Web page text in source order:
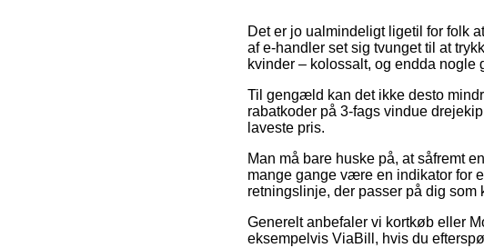
Det er jo ualmindeligt ligetil for folk
af e-handler set sig tvunget til at
kvinder – kolossalt, og endda
Til gengæld kan det ikke desto
rabatkoder på 3-fags vindue
laveste pris.
Man må bare huske på, at såfremt
mange gange være en indikator for
retningslinje, der passer på dig som
Generelt anbefaler vi kortkøb eller
eksempelvis ViaBill, hvis du